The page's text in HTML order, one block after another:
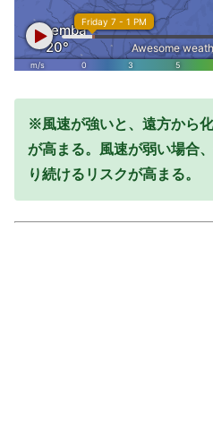
※風速が強いと、遠方から
が高まる。風速が弱い場合
り続けるリスクが高まる。